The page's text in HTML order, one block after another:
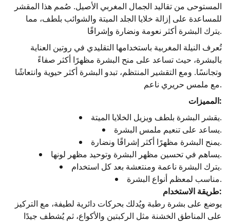
المستوحى من تقاليد الجمال المغربي الأصيل. صُمم هذا المقشر
للمساعدة على إزالة خلايا الجلد الميتة والشوائب بلطف، مما
يترك البشرة أكثر نعومة ونضارة وإشراقًا.
تُعرف النيلة المغربية باستخدامها التقليدي في روتين العناية
بالبشرة، حيث تساعد على منح البشرة مظهرًا أكثر صفاءً
وتجانسًا. ومع التقشير المنتظم، تبدو البشرة أكثر حيوية وانتعاشًا
مع ملمس حريري ناعم.
المميزات:
يقشر البشرة بلطف ويزيل الخلايا الميتة.
يساعد على تنعيم ملمس البشرة.
يمنح البشرة مظهرًا أكثر إشراقًا ونضارة.
يساهم في تحسين مظهر البشرة وتوحيد مظهر لونها.
يترك البشرة ناعمة ومنتعشة بعد كل استخدام.
مناسب لمعظم أنواع البشرة.
طريقة الاستخدام:
يوضع على بشرة رطبة ويُدلك بحركات دائرية لطيفة، مع التركيز
على المناطق الخشنة مثل الركبتين والأكواع، ثم يُشطف جيدًا